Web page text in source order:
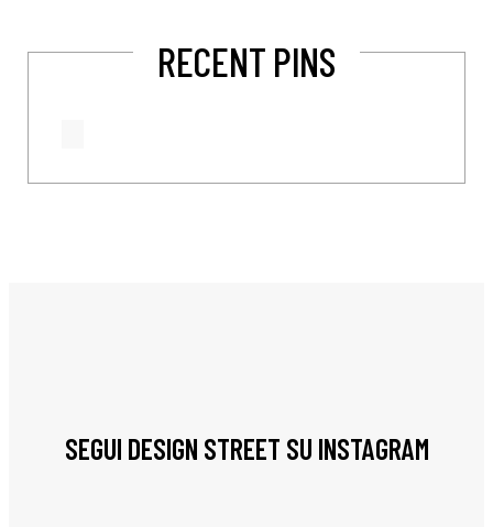
RECENT PINS
SEGUI DESIGN STREET SU INSTAGRAM